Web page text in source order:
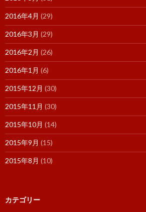
2016年4月 (29)
2016年3月 (29)
2016年2月 (26)
2016年1月 (6)
2015年12月 (30)
2015年11月 (30)
2015年10月 (14)
2015年9月 (15)
2015年8月 (10)
カテゴリー